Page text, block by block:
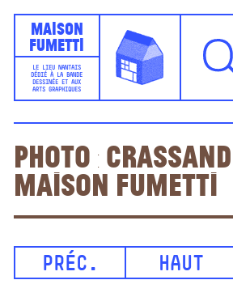
Maison
Fumetti
LE LIEU NANTAIS
DÉDIÉ À LA BANDE
DESSINÉE ET AUX
ARTS GRAPHIQUES
photo :
Maison Fumetti
PRÉC. HAUT